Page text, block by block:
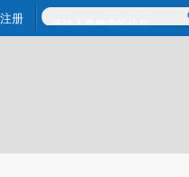
偏差。不代表财新观点和立场。
注册